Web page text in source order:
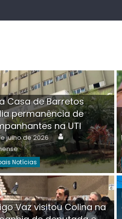
na Av. Ângelo
por criminoso
Casa de Barretos
permanência de
na UTI
julho de 2026 Author
Notícias
Vaz visitou Colina na